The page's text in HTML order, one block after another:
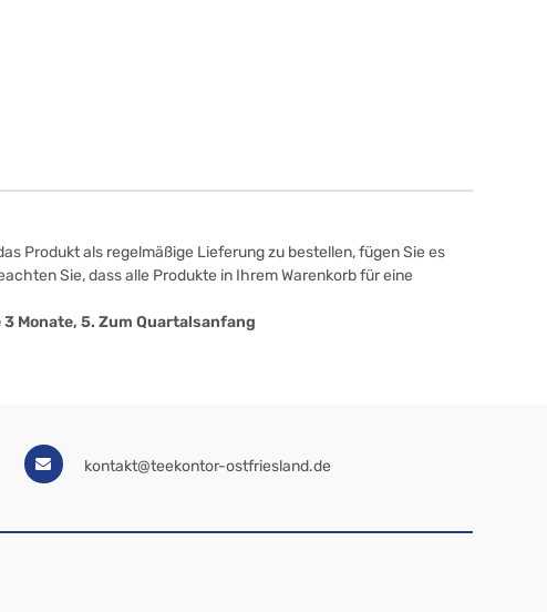
Produkt als regelmäßige Lieferung zu bestellen, fügen Sie es
Sie, dass alle Produkte in Ihrem Warenkorb für eine
3 Monate, 5. Zum Quartalsanfang
kontakt@teekontor-ostfriesland.de